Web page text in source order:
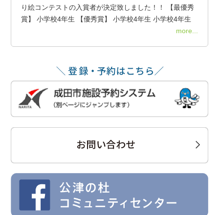
り絵コンテストの入賞者が決定致しました！！ 【最優秀
賞】 小学校4年生 【優秀賞】 小学校4年生 小学校4年生
more...